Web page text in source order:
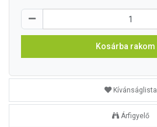
Kosárba rakom
Kívánságlista
Árfigyelő